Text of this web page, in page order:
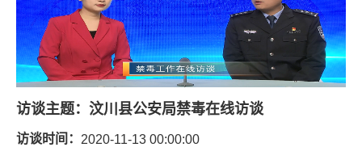
访谈主题： 汶川县公安局禁毒在线访谈
访谈时间： 2020-11-13 00:00:00